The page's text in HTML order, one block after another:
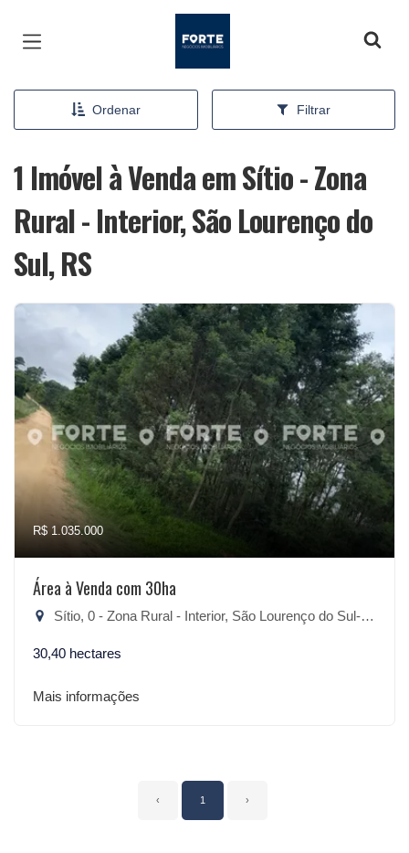
Ordenar Filtrar
1 Imóvel à Venda em Sítio - Zona
Rural - Interior, São Lourenço do
Sul, RS
R$ 1.035.000
Área à Venda com 30ha
Sítio, 0 - Zona Rural - Interior, São Lourenço do Sul-RS
30,40 hectares
Mais informações
‹ 1 ›